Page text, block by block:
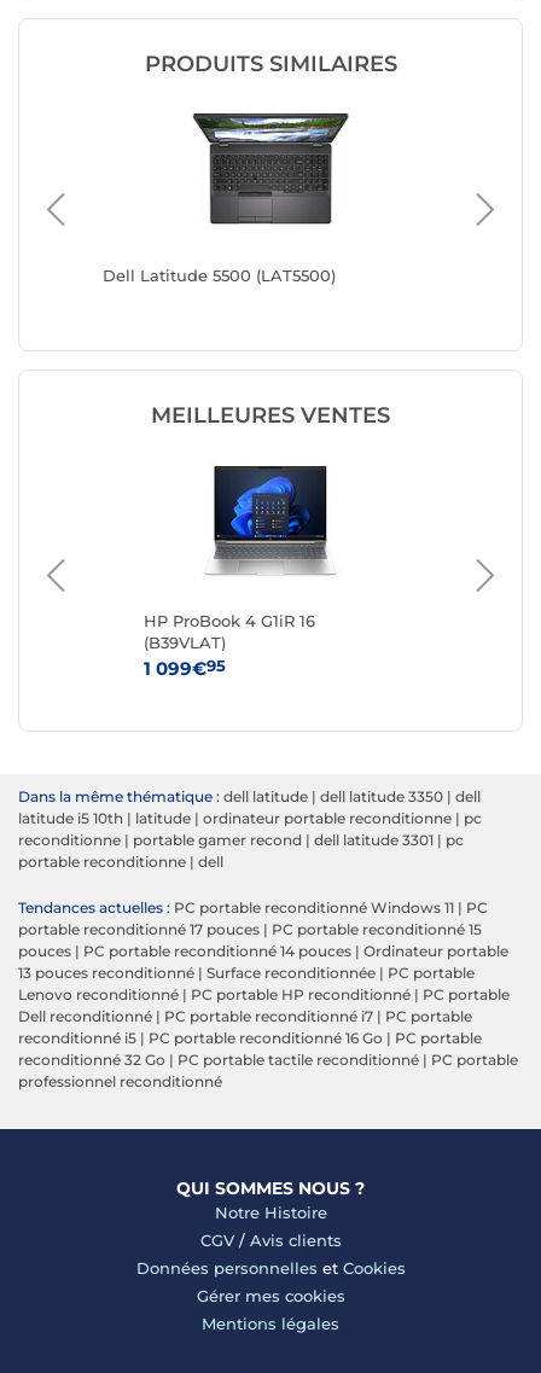
PRODUITS SIMILAIRES
Dell Latitude 5500 (LAT5500)
MEILLEURES VENTES
HP ProBook 4 G1iR 16
(B39VLAT)
1 099€95
Dans la même thématique : dell latitude | dell latitude 3350 | dell
latitude i5 10th | latitude | ordinateur portable reconditionne | pc
reconditionne | portable gamer recond | dell latitude 3301 | pc
portable reconditionne | dell
Tendances actuelles : PC portable reconditionné Windows 11 | PC
portable reconditionné 17 pouces | PC portable reconditionné 15
pouces | PC portable reconditionné 14 pouces | Ordinateur portable
13 pouces reconditionné | Surface reconditionnée | PC portable
Lenovo reconditionné | PC portable HP reconditionné | PC portable
Dell reconditionné | PC portable reconditionné i7 | PC portable
reconditionné i5 | PC portable reconditionné 16 Go | PC portable
reconditionné 32 Go | PC portable tactile reconditionné | PC portable
professionnel reconditionné
QUI SOMMES NOUS ?
Notre Histoire
CGV/ Avis clients
Données personnelles et Cookies
Gérer mes cookies
Mentions légales